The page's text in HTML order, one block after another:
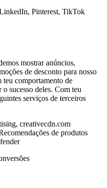
Pinterest, TikTok
mostrar anúncios,
de desconto para nosso
teu comportamento de
sucesso deles. Com teu
serviços de terceiros
creativecdn.com
de produtos